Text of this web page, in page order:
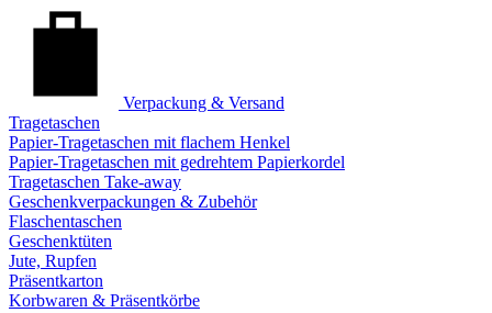
Verpackung & Versand
Tragetaschen
Papier-Tragetaschen mit flachem Henkel
Papier-Tragetaschen mit gedrehtem Papierkordel
Tragetaschen Take-away
Geschenkverpackungen & Zubehör
Flaschentaschen
Geschenktüten
Jute, Rupfen
Präsentkarton
Korbwaren & Präsentkörbe